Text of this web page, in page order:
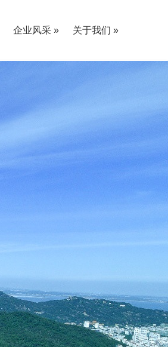
企业风采 » 关于我们 »